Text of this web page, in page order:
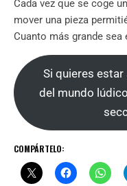
Cada vez que se coge
mover una pieza
Cuanto más grande
Si quieres
del mundo
COMPÁRTELO: